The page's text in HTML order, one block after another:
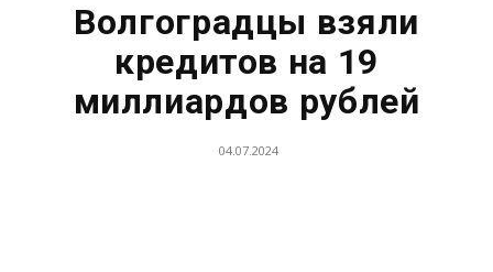
Волгоградцы взяли
кредитов на 19
миллиардов рублей
04.07.2024